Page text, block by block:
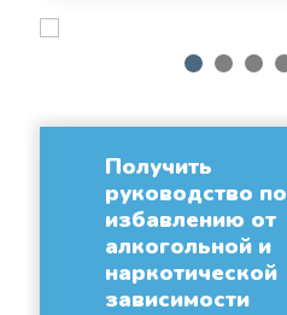
1 2 3 4
Получить
руководство по
избавлению от
алкогольной и
наркотической
зависимости